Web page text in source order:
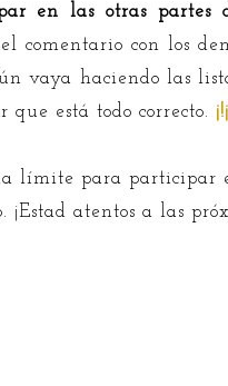
en las otras partes
comentario con los
vaya haciendo las
que está todo correcto. ¡!
límite para participar
¡Estad atentos a las